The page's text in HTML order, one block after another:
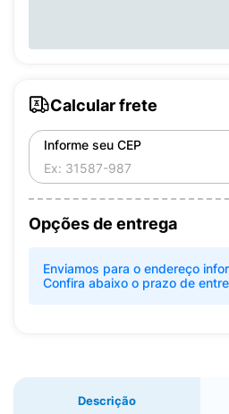
Calcular frete
Informe seu CEP
Opções de entrega
Enviamos para o endereço
Confira abaixo o prazo de
Descrição